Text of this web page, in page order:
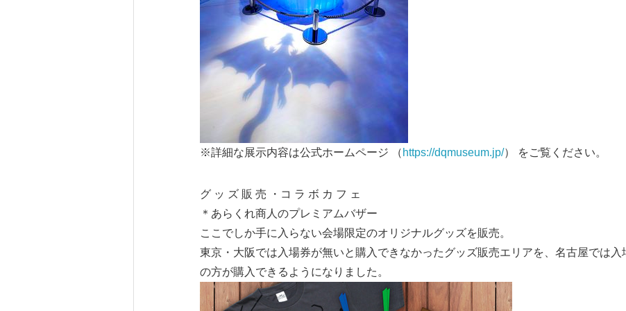
※詳細な展示内容は公式ホームページ （ https://dqmuseum.jp/） をご覧ください。
グ ッ ズ 販 売 ・コ ラ ボ カ フ ェ
＊あらくれ商人のプレミアムバザー
ここでしか手に入らない会場限定のオリジナルグッズを販売。
東京・大阪では入場券が無いと購入できなかったグッズ販売エリアを、名古屋では入
の方が購入できるようになりました。